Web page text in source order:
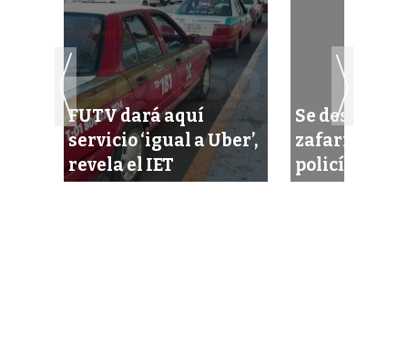
FUTV dará aquí
servicio ‘igual a Uber’,
revela el IET
Se desata un
zafarrancho
policías y